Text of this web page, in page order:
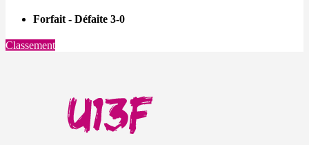
Forfait - Défaite 3-0
Classement